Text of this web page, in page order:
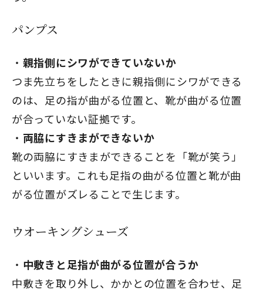
パンプス
親指側にシワができていないか
つま先立ちをしたときに親指側にシワができる
のは、足の指が曲がる位置と、靴が曲がる位置
が合っていない証拠です。
両脇にすきまができないか
靴の両脇にすきまができることを「靴が笑う」
といいます。これも足指の曲がる位置と靴が曲
がる位置がズレることで生じます。
ウオーキングシューズ
中敷きと足指が曲がる位置が合うか
中敷きを取り外し、かかとの位置を合わせ、足